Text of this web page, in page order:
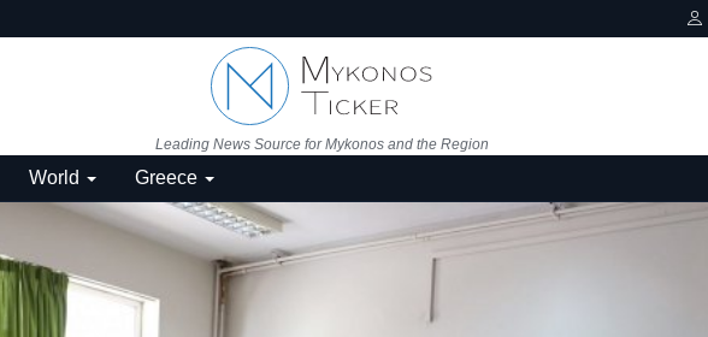
Leading News Source for Mykonos and the Region
World Greece